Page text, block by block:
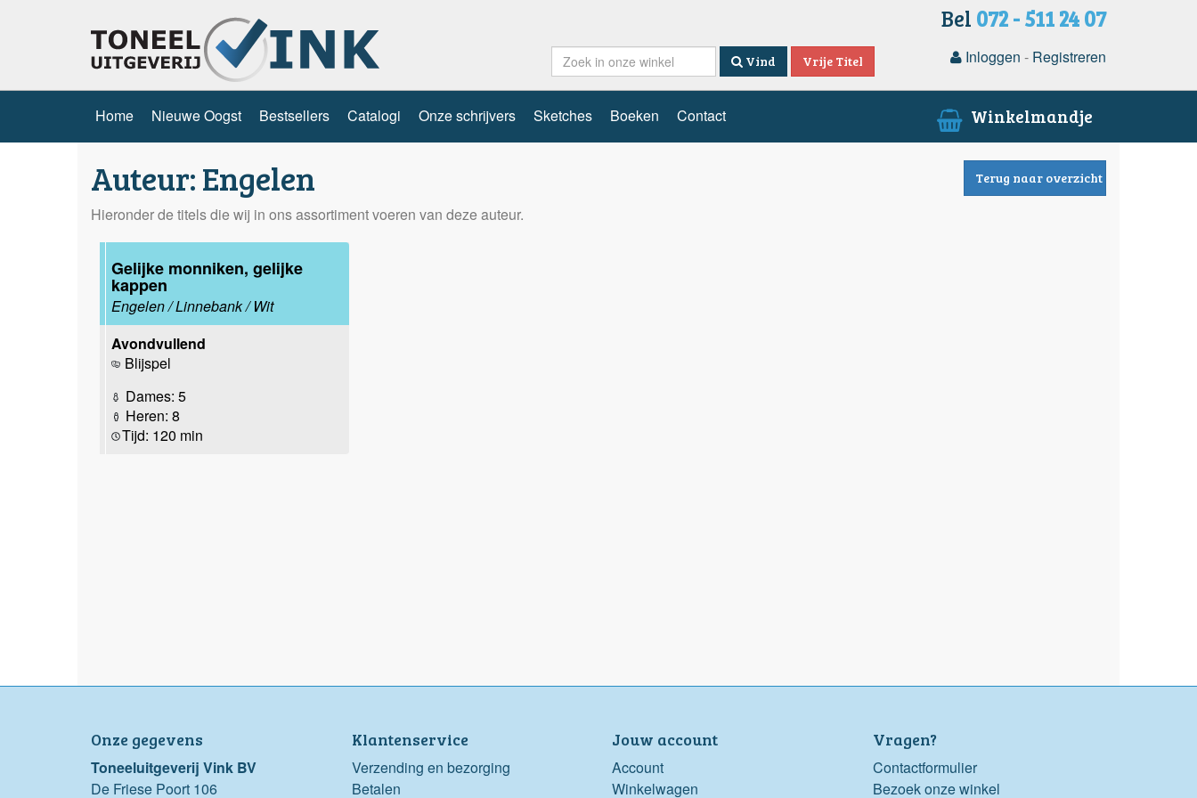
Bel 072 - 511 24 07
Vind Vrije Titel Inloggen - Registreren
Home Nieuwe Oogst Bestsellers Catalogi Onze schrijvers Sketches Boeken Contact Winkelmandje
Auteur: Engelen Terug naar overzicht
Hieronder de titels die wij in ons assortiment voeren van deze auteur.
Gelijke monniken, gelijke
kappen
Engelen / Linnebank / Wit
Avondvullend
Blijspel
Dames: 5
Heren: 8
Tijd: 120 min
Onze gegevens
Toneeluitgeverij Vink BV
De Friese Poort 106
Klantenservice
Verzending en bezorging
Betalen
Jouw account
Account
Winkelwagen
Vragen?
Contactformulier
Bezoek onze winkel